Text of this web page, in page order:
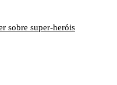
sobre super-heróis